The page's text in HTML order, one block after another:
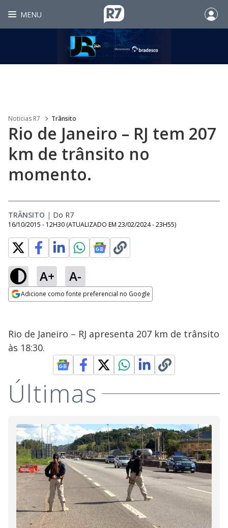
MENU
Noticias R7 Trânsito
Rio de Janeiro – RJ tem 207
km de trânsito no
momento.
TRÂNSITO | Do R7
16/10/2015 - 12H30 (ATUALIZADO EM 23/02/2024 - 23H55)
A+ A-
Adicione como fonte preferencial no Google
Rio de Janeiro – RJ apresenta 207 km de trânsito
às 18:30.
Últimas